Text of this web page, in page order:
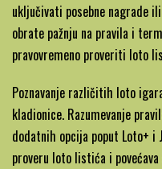
uključivati posebne nagrade
obrate pažnju na pravila i
pravovremeno proveriti loto
Poznavanje različitih loto
kladionice. Razumevanje
dodatnih opcija poput Loto+ i
proveru loto listića i